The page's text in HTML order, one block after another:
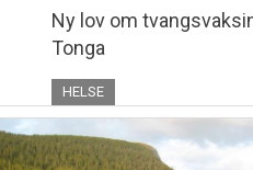
Ny lov om
Tonga
HELSE